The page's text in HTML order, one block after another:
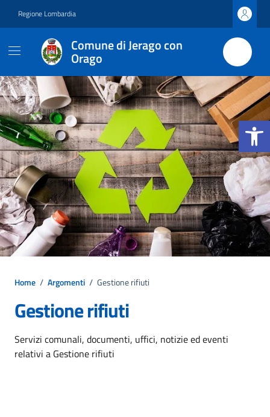
Apri la
Regione Lombardia
Comune di Jerago con
Orago
Home / Argomenti / Gestione rifiuti
Gestione rifiuti
Dettagli dell'argomento
Servizi comunali, documenti, uffici, notizie ed eventi
relativi a Gestione rifiuti